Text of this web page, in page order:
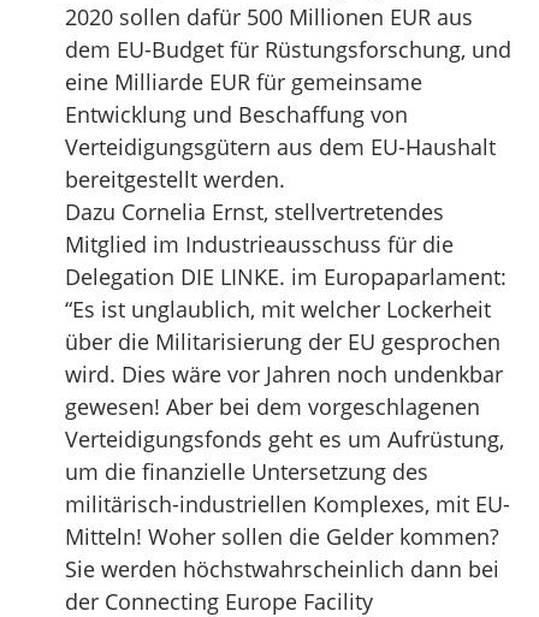
2020 sollen dafür 500 Millionen EUR aus
dem EU-Budget für Rüstungsforschung, und
eine Milliarde EUR für gemeinsame
Entwicklung und Beschaffung von
Verteidigungsgütern aus dem EU-Haushalt
bereitgestellt werden.
Dazu Cornelia Ernst, stellvertretendes
Mitglied im Industrieausschuss für die
Delegation DIE LINKE. im Europaparlament:
“Es ist unglaublich, mit welcher Lockerheit
über die Militarisierung der EU gesprochen
wird. Dies wäre vor Jahren noch undenkbar
gewesen! Aber bei dem vorgeschlagenen
Verteidigungsfonds geht es um Aufrüstung,
um die finanzielle Untersetzung des
militärisch-industriellen Komplexes, mit EU-
Mitteln! Woher sollen die Gelder kommen?
Sie werden höchstwahrscheinlich dann bei
der Connecting Europe Facility